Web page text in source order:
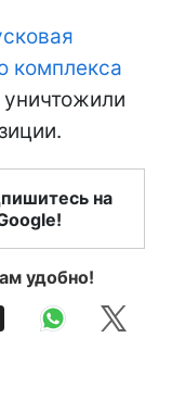
комплекса
на
удобно!